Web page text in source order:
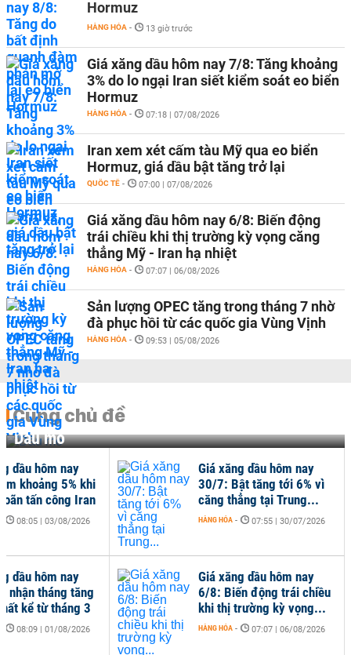
Hormuz
HÀNG HÓA - 13 giờ trước
Giá xăng dầu hôm nay 7/8: Tăng khoảng
3% do lo ngại Iran siết kiểm soát eo biển
Hormuz
HÀNG HÓA - 07:18 | 07/08/2026
Iran xem xét cấm tàu Mỹ qua eo biển
Hormuz, giá dầu bật tăng trở lại
QUỐC TẾ - 07:00 | 07/08/2026
Giá xăng dầu hôm nay 6/8: Biến động
trái chiều khi thị trường kỳ vọng căng
thẳng Mỹ - Iran hạ nhiệt
HÀNG HÓA - 07:07 | 06/08/2026
Sản lượng OPEC tăng trong tháng 7 nhờ
đà phục hồi từ các quốc gia Vùng Vịnh
HÀNG HÓA - 09:53 | 05/08/2026
Cùng chủ đề
Dầu mỏ
Giá xăng dầu hôm nay
6/8: Biến động trái chiều
khi thị trường kỳ vọng...
HÀNG HÓA - 07:07 | 06/08/2026
dầu hôm nay
khoảng 5% khi
tấn công Iran
08:05 | 03/08/2026
dầu hôm nay
nhận tháng tăng
kể từ tháng 3
08:09 | 01/08/2026
Giá xăng dầu hôm nay
30/7: Bật tăng tới 6% vì
căng thẳng tại Trung...
HÀNG HÓA - 07:55 | 30/07/2026